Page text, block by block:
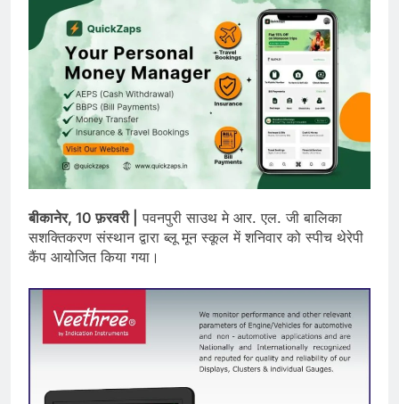
बीकानेर, 10 फ़रवरी |
पवनपुरी साउथ मे आर. एल. जी बालिका
सशक्तिकरण संस्थान द्वारा ब्लू मून स्कूल में शनिवार को स्पीच थेरेपी
कैंप आयोजित किया गया।